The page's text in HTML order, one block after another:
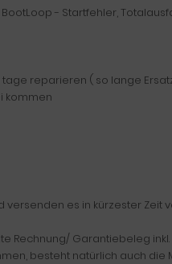
- Startfehler,
reparieren ( so lange
kommen
es in kürzester Zeit
Rechnung/ Garantiebeleg inkl.
besteht natürlich auch die